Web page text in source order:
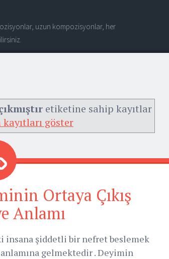
uzun kompozisyonlar, her
etiketine sahip kayıtlar
kayıtları göster
Ortaya Çıkış
Anlamı
insana şiddetli bir nefret beslemek
gelmektedir . Deyimin